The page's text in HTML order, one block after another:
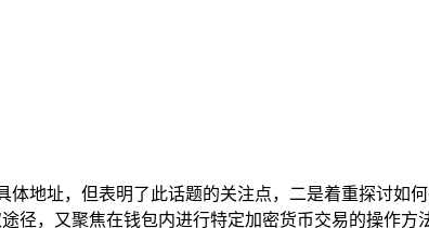
地址，但表明了此话题的关注点，二是着重探讨如何
径，又聚焦在钱包内进行特定加密货币交易的操作方